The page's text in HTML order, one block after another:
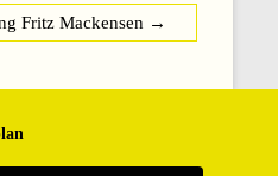
Fritz Mackensen →